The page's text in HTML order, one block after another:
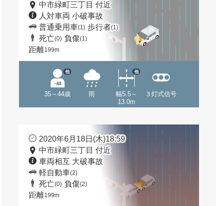
中市緑町三丁目 付近
人対車両 小破事故
普通乗用車(1) 歩行者(1)
死亡(0) 負傷(1)
距離199m
35～44歳
他
雨
幅5.5～
13.0m
他
３灯式信号
2020年6月18日(木)18:59
中市緑町三丁目 付近
車両相互 大破事故
軽自動車(2)
死亡(0) 負傷(2)
距離199m